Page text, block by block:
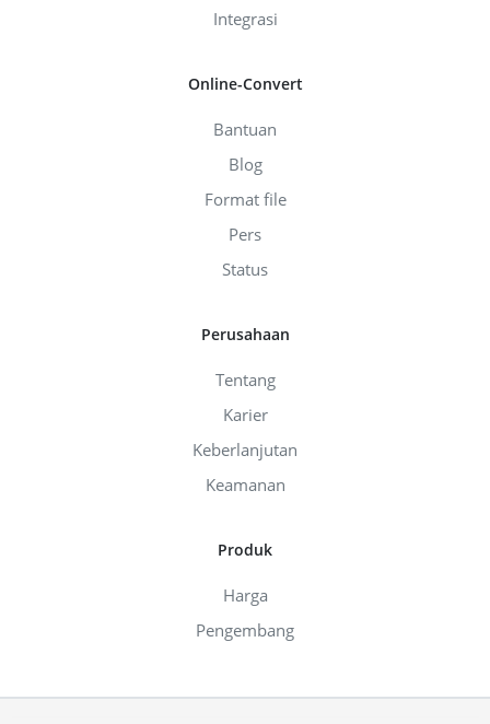
Integrasi
Online-Convert
Bantuan
Blog
Format file
Pers
Status
Perusahaan
Tentang
Karier
Keberlanjutan
Keamanan
Produk
Harga
Pengembang